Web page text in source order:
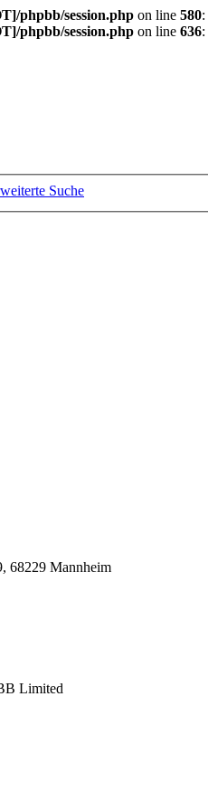
phpbb/session.php on line 580:
phpbb/session.php on line 636:
Suche
68229 Mannheim
Limited